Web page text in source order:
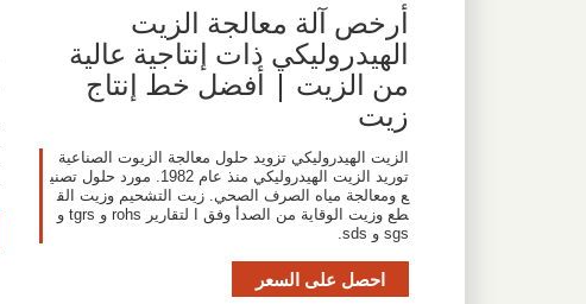
أرخص آلة معالجة الزيت
الهيدروليكي ذات إنتاجية عالية
من الزيت | أفضل خط إنتاج
زيت
الزيت الهيدروليكي تزويد حلول معالجة الزيوت الصناعية
توريد الزيت الهيدروليكي منذ عام 1982. مورد حلول تصني
ع ومعالجة مياه الصرف الصحي. زيت التشحيم وزيت الق
طع وزيت الوقاية من الصدأ وفق ا لتقارير rohs و tgrs و
sgs و sds.
احصل على السعر